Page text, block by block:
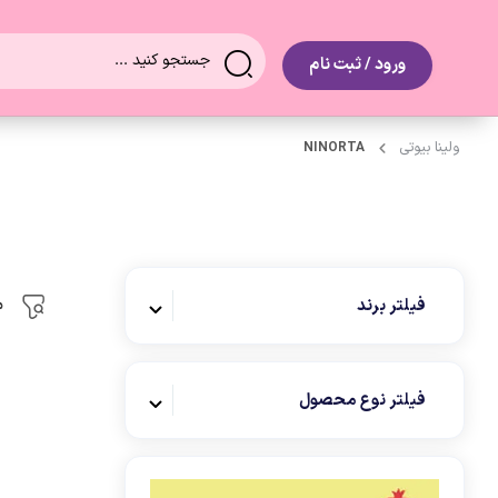
ورود / ثبت نام
ولینا بیوتی NINORTA
فیلتر برند
فیلتر نوع محصول